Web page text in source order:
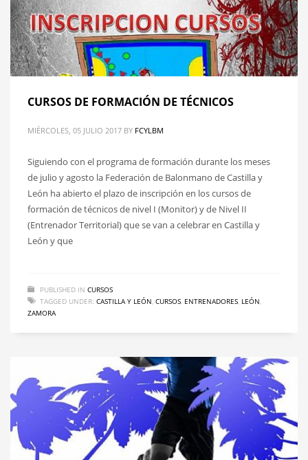
CURSOS DE FORMACIÓN DE TÉCNICOS
MIÉRCOLES, 05 JULIO 2017 BY FCYLBM
Siguiendo con el programa de formación durante los meses
de julio y agosto la Federación de Balonmano de Castilla y
León ha abierto el plazo de inscripción en los cursos de
formación de técnicos de nivel I (Monitor) y de Nivel II
(Entrenador Territorial) que se van a celebrar en Castilla y
León y que
PUBLISHED IN CURSOS
TAGGED UNDER: CASTILLA Y LEÓN CURSOS ENTRENADORES LEÓN
ZAMORA